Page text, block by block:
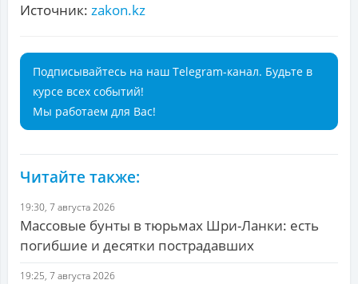
Источник: zakon.kz
Подписывайтесь на наш Telegram-канал. Будьте в
курсе всех событий!
Мы работаем для Вас!
Читайте также:
19:30, 7 августа 2026
Массовые бунты в тюрьмах Шри-Ланки: есть
погибшие и десятки пострадавших
19:25, 7 августа 2026